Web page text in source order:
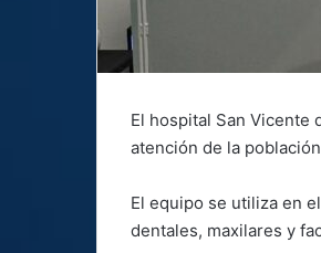
El hospital San Vicente
atención de la
El equipo se utiliza en
dentales, maxilares y